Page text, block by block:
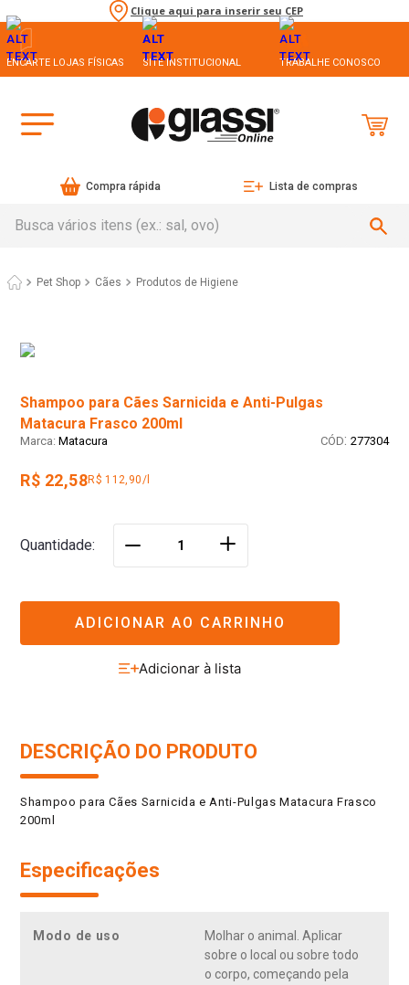
Clique aqui para inserir seu CEP
ENCARTE LOJAS FÍSICAS SITE INSTITUCIONAL TRABALHE CONOSCO
Compra rápida Lista de compras
Pet Shop Cães Produtos de Higiene
Shampoo para Cães Sarnicida e Anti-Pulgas
Matacura Frasco 200ml
Matacura : 277304
R$ 22,58R$ 112,90/l
Quantidade ＋
ADICIONAR AO CARRINHO
DESCRIÇÃO DO PRODUTO
Shampoo para Cães Sarnicida e Anti-Pulgas Matacura Frasco
200ml
Especificações
Modo de uso
Molhar o animal. Aplicar
sobre o local ou sobre todo
o corpo, começando pela